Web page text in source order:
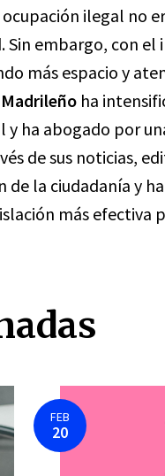
ilegal no
embargo, con el
más espacio y
ha
ha abogado por
de sus noticias,
la ciudadanía y
más efectiva
FEB
20